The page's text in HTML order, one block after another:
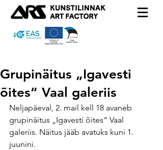
Grupinäitus „Igavesti
õites“ Vaal galeriis
Neljapäeval, 2. mail kell 18 avaneb
grupinäitus „Igavesti õites“ Vaal
galeriis. Näitus jääb avatuks kuni 1.
juunini.